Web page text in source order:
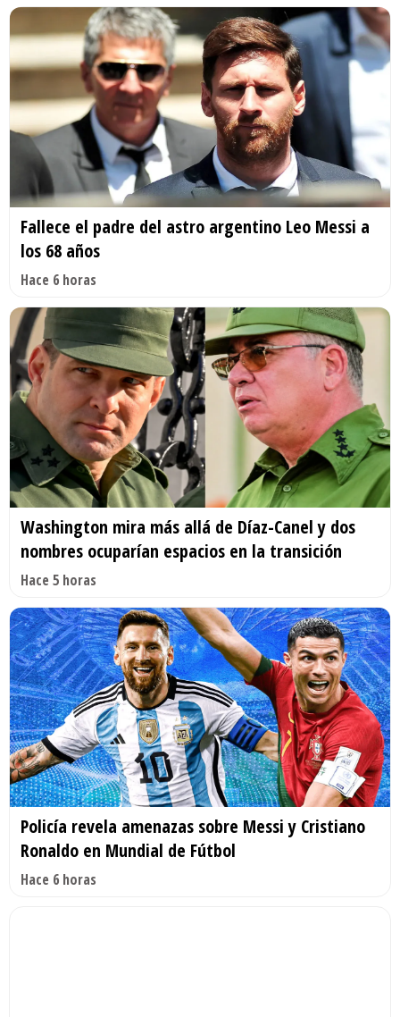
Fallece el padre del astro argentino Leo Messi a
los 68 años
Hace 6 horas
Washington mira más allá de Díaz-Canel y dos
nombres ocuparían espacios en la transición
Hace 5 horas
Policía revela amenazas sobre Messi y Cristiano
Ronaldo en Mundial de Fútbol
Hace 6 horas